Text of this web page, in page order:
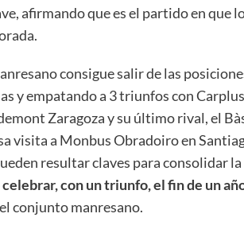
afirmando que es el partido en que
consigue salir de las
y empatando a 3 triunfos con
Zaragoza y su último rival, el
visita a Monbus Obradoiro en
resultar claves para consolidar
con un triunfo, el fin de un
conjunto manresano.